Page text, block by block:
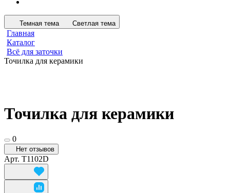
Темная тема Светлая тема
Главная
Каталог
Всё для заточки
Точилка для керамики
Точилка для керамики
0
Нет отзывов
Арт. T1102D